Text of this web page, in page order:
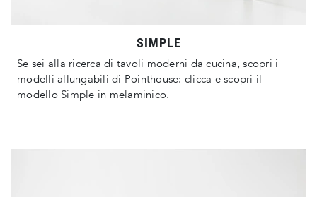
SIMPLE
Se sei alla ricerca di tavoli moderni da cucina, scopri i
modelli allungabili di Pointhouse: clicca e scopri il
modello Simple in melaminico.